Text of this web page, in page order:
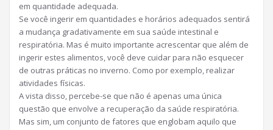
em quantidade adequada.
Se você ingerir em quantidades e horários adequados sentirá
a mudança gradativamente em sua saúde intestinal e
respiratória. Mas é muito importante acrescentar que além de
ingerir estes alimentos, você deve cuidar para não esquecer
de outras práticas no inverno. Como por exemplo, realizar
atividades físicas.
A vista disso, percebe-se que não é apenas uma única
questão que envolve a recuperação da saúde respiratória.
Mas sim, um conjunto de fatores que englobam aquilo que